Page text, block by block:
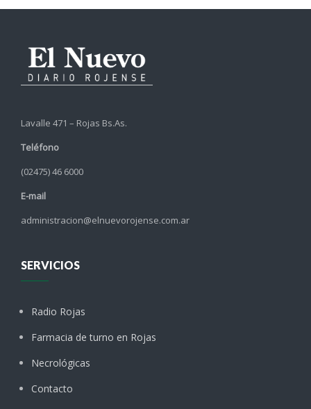
Lavalle 471 – Rojas Bs.As.
Teléfono
(02475) 46 6000
E-mail
administracion@elnuevorojense.com.ar
SERVICIOS
Radio Rojas
Farmacia de turno en Rojas
Necrológicas
Contacto